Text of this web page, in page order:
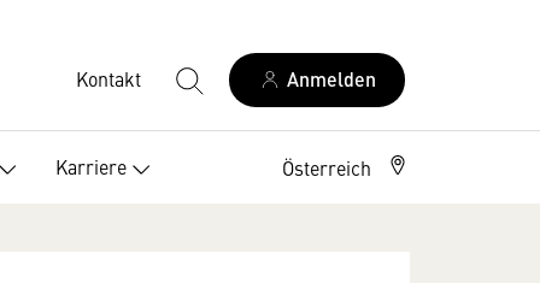
Kontakt Anmelden
Karriere Österreich